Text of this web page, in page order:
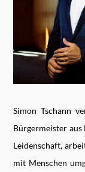
Simon Tschann
Bürgermeister
Leidenschaft,
mit Menschen